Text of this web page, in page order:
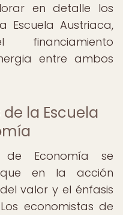
en detalle los
Escuela Austriaca,
entre ambos
la Escuela
de Economía se
en la acción
valor y el énfasis
economistas de